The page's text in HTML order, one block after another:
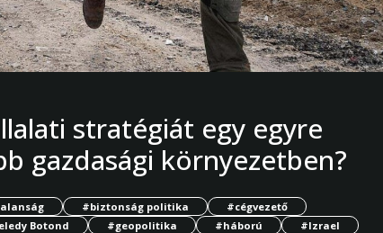
stratégiát egy egyre
gazdasági környezetben?
#biztonság politika
#cégvezető
Botond #geopolitika #háború
#Izrael